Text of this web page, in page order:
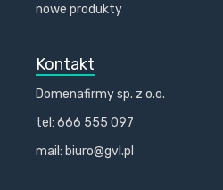
nowe produkty
Kontakt
Domenafirmy sp. z o.o.
tel: 666 555 097
mail: biuro@gvl.pl